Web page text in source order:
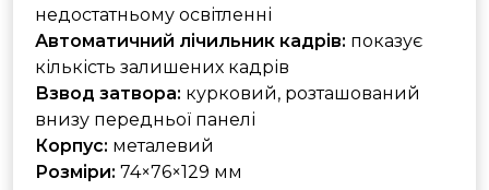
недостатньому освітленні
Автоматичний лічильник кадрів: показує
кількість залишених кадрів
Взвод затвора: курковий, розташований
внизу передньої панелі
Корпус: металевий
Розміри: 74×76×129 мм